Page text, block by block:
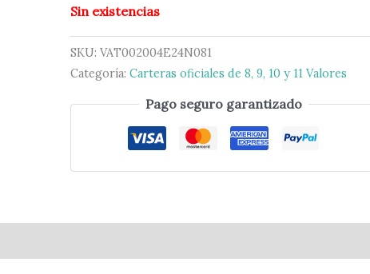
Sin existencias
SKU: VAT002004E24N081
Categoría: Carteras oficiales de 8, 9, 10 y 11 Valores
Pago seguro garantizado